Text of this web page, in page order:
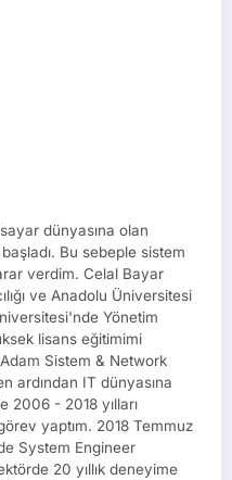
dünyasına olan
Bu sebeple sistem
verdim. Celal Bayar
ve Anadolu Üniversitesi
Yönetim
lisans eğitimimi
Sistem & Network
ardından IT dünyasına
2006 - 2018 yılları
yaptım. 2018 Temmuz
System Engineer
20 yıllık deneyime